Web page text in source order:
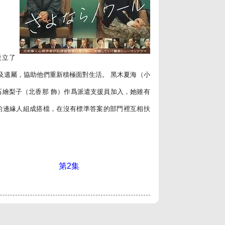
了
屬，協助他們重新積極面對生活。 黑木夏海（小
梨子（北香那 飾）作爲派遣支援員加入，她雖有
緣人組成搭檔，在沒有標準答案的部門裡互相扶
第2集